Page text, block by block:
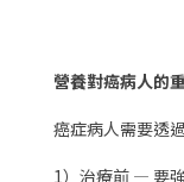
營養對癌病人的
癌症病人需要透
1）治療前 — 要